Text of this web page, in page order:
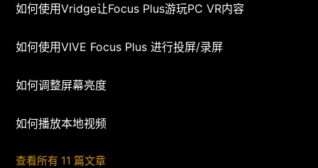
如何使用Vridge让Focus Plus游玩PC VR内容
如何使用VIVE Focus Plus 进行投屏/录屏
如何调整屏幕亮度
如何播放本地视频
查看所有 11 篇文章